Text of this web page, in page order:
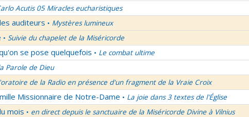
Acutis 05 Miracles eucharistiques
auditeurs • Mystères lumineux
• Suivie du chapelet de la Miséricorde
se pose quelquefois • Le combat ultime
Parole de Dieu
de la Radio en présence d'un fragment de la Vraie Croix
Missionnaire de Notre-Dame • La joie dans 3 textes de l'Église
mois • en direct depuis le sanctuaire de la Miséricorde Divine à Vilnius